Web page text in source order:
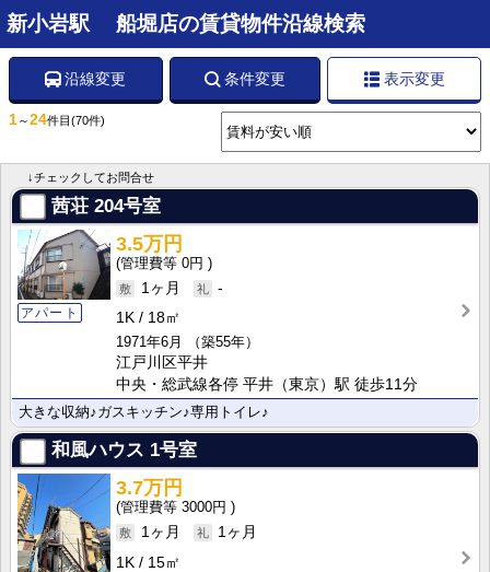
新小岩駅 船堀店の賃貸物件沿線検索
沿線変更 条件変更 表示変更
1～24件目 (70件)
↓チェックしてお問合せ
茜荘 204号室
アパート
3.5万円
0円
1ヶ月
-
1K
18㎡
1971年6月
（築55年）
江戸川区平井
中央・総武線各停 平井（東京）駅 徒歩11分
大きな収納♪ガスキッチン♪専用トイレ♪
和風ハウス 1号室
3.7万円
3000円
1ヶ月
1ヶ月
1K
15㎡